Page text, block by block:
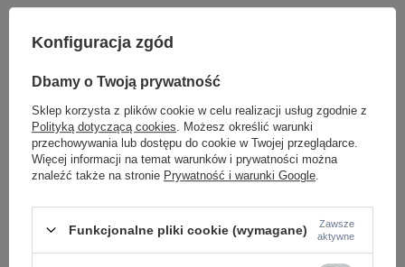
Z tej samej serii:
NEXUS WHITE CCT
86,00 zł / szt.
Konfiguracja zgód
Dbamy o Twoją prywatność
Sklep korzysta z plików cookie w celu realizacji usług zgodnie z
Polityką dotyczącą cookies . Możesz określić warunki
przechowywania lub dostępu do cookie w Twojej przeglądarce.
Więcej informacji na temat warunków i prywatności można
znaleźć także na stronie Prywatność i warunki Google
Funkcjonalne pliki cookie (wymagane)
Zawsze
aktywne